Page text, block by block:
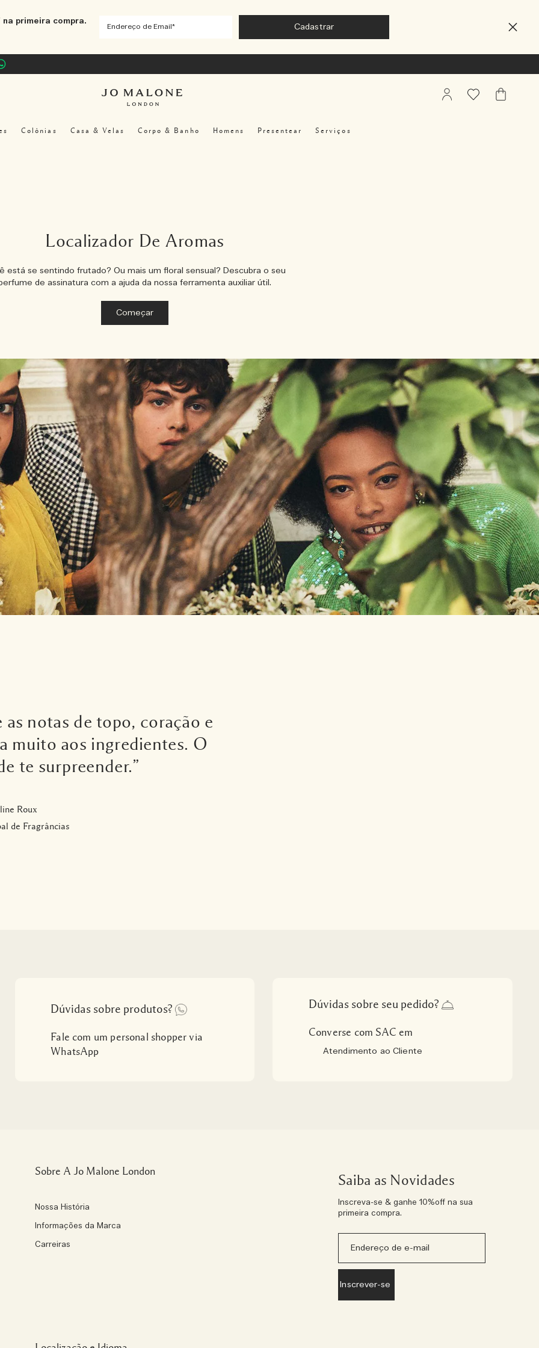
na primeira compra.
Colônias Casa & Velas Corpo & Banho Homens Presentear Serviços
My
FavoritosMeu
Localizador De Aromas
está se sentindo frutado? Ou mais um floral sensual? Descubra o seu
de assinatura com a ajuda da nossa ferramenta auxiliar útil.
Começar
as notas de topo, coração e
muito aos ingredientes. O
te surpreender.”
Roux
de Fragrâncias
Dúvidas sobre produtos?
Fale com um personal shopper via
WhatsApp
Dúvidas sobre seu pedido?
Converse com SAC em
Atendimento ao Cliente
Saiba as Novidades
Inscreva-se & ganhe 10%off na sua
primeira compra.
Sobre A Jo Malone London
Nossa História
Informações da Marca
Carreiras